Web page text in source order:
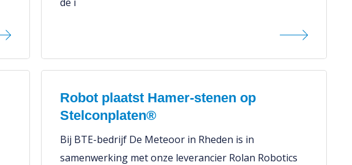
Robot plaatst Hamer-stenen op
Stelconplaten®
Bij BTE-bedrijf De Meteoor in Rheden is in
samenwerking met onze leverancier Rolan Robotics